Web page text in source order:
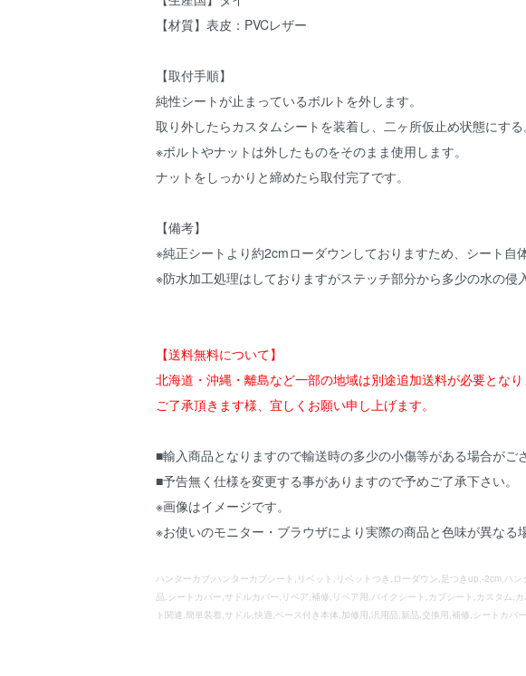
【材質】表皮：PVCレザー
【取付手順】
純性シートが止まっているボルトを外します。
取り外したらカスタムシートを装着し、二ヶ所仮止め状態にする。
※ボルトやナットは外したものをそのまま使用します。
ナットをしっかりと締めたら取付完了です。
【備考】
※純正シートより約2cmローダウンしておりますため、シート自
※防水加工処理はしておりますがステッチ部分から多少の水の侵
【送料無料について】
北海道・沖縄・離島など一部の地域は別途追加送料が必要となり
ご了承頂きます様、宜しくお願い申し上げます。
■輸入商品となりますので輸送時の多少の小傷等がある場合がご
■予告無く仕様を変更する事がありますので予めご了承下さい。
※画像はイメージです。
※お使いのモニター・ブラウザにより実際の商品と色味が異なる
ハンターカブ,ハンターカブシート,リベット,リベットつき,ローダウン,足つきup,-2cm,ハ
品,シートカバー,サドルカバー,リペア,補修,リペア用,バイクシート,カブシート,カスタム,
ト関連,簡単装着,サドル,快適,ベース付き本体,加修用,汎用品,新品,交換用,補修,シートカバ